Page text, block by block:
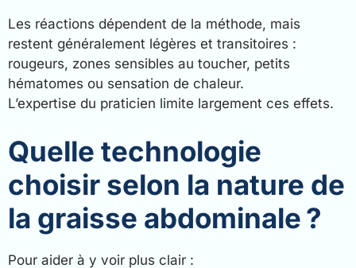
Les réactions dépendent de la méthode, mais
restent généralement légères et transitoires :
rougeurs, zones sensibles au toucher, petits
hématomes ou sensation de chaleur.
L’expertise du praticien limite largement ces effets.
Quelle technologie
choisir selon la nature de
la graisse abdominale ?
Pour aider à y voir plus clair :